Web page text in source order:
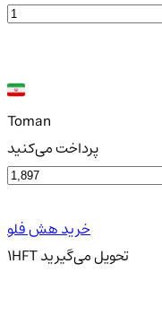
Toman
پرداخت می‌کنید
خرید هش فلو
1HFT تحویلمی‌گیرید